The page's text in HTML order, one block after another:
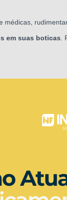
em suas boticas